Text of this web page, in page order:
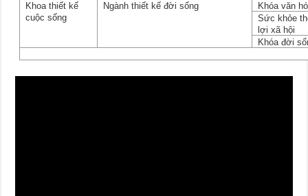
Khoa thiết kế
cuộc sống
Ngành thiết kế đời sống
Khóa văn
Sức khỏe
lợi xã hội
Khóa đời